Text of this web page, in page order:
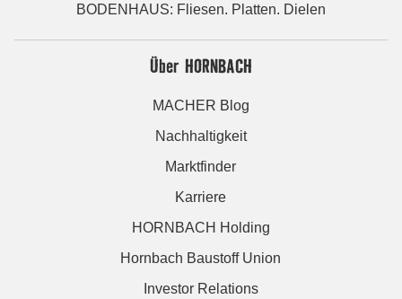
BODENHAUS: Fliesen. Platten. Dielen
Über HORNBACH
MACHER Blog
Nachhaltigkeit
Marktfinder
Karriere
HORNBACH Holding
Hornbach Baustoff Union
Investor Relations